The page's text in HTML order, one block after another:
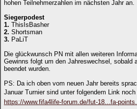
hohen Teilnehmerzahlen im nächsten Jahr an.
Siegerpodest
1. ThisIsBasher
2. Shortsman
3. PaLiT
Die glückwunsch PN mit allen weiteren
Gewinns folgt um den Jahreswechsel, sobald
beendet wurden.
PS: Da ich oben vom neuen Jahr bereits
Januar Turnier sind unter folgendem Link
https://www.fifa4life-forum.de/fut-18...fa-